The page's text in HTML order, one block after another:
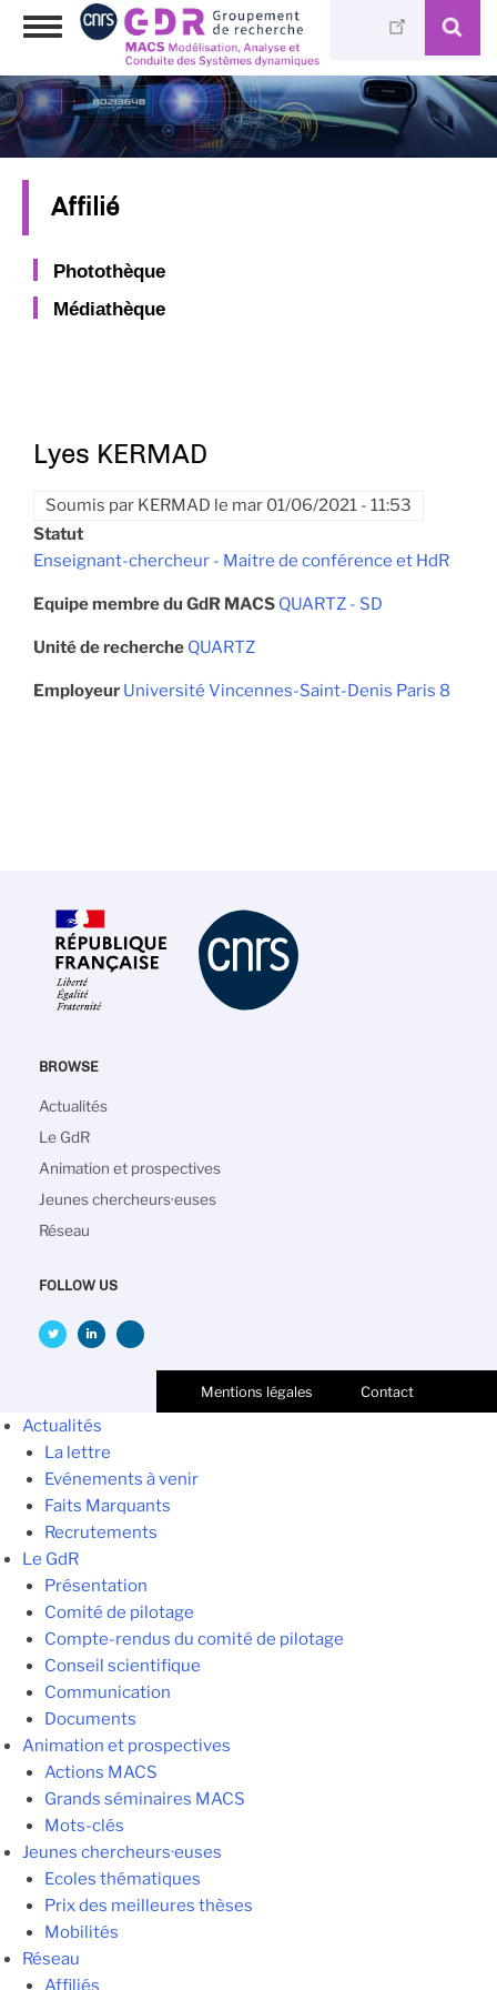
Aller
principal
Toggle
Affilié
Photothèque
Médiathèque
Lyes KERMAD
Soumis par KERMAD le mar 01/06/2021 - 11:53
Statut
Enseignant-chercheur - Maitre de conférence et HdR
Equipe membre du GdR MACS QUARTZ - SD
Unité de recherche QUARTZ
Employeur Université Vincennes-Saint-Denis Paris 8
BROWSE
Navigation
principale
Actualités
Le GdR
Animation et prospectives
Jeunes chercheurs·euses
Réseau
FOLLOW US
Mentions légales Contact
Actualités
La lettre
Evénements à venir
Faits Marquants
Recrutements
Le GdR
Présentation
Comité de pilotage
Compte-rendus du comité de pilotage
Conseil scientifique
Communication
Documents
Animation et prospectives
Actions MACS
Grands séminaires MACS
Mots-clés
Jeunes chercheurs·euses
Ecoles thématiques
Prix des meilleures thèses
Mobilités
Réseau
Affiliés